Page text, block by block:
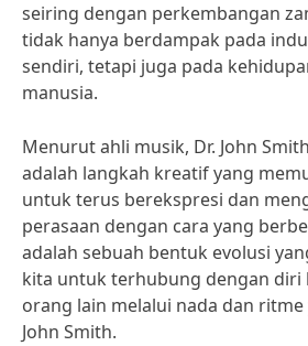
seiring dengan perkembangan
tidak hanya berdampak pada
sendiri, tetapi juga pada
manusia.
Menurut ahli musik, Dr. John
adalah langkah kreatif yang
untuk terus berekspresi dan
perasaan dengan cara yang
adalah sebuah bentuk evolusi
kita untuk terhubung dengan diri
orang lain melalui nada dan ritme
John Smith.